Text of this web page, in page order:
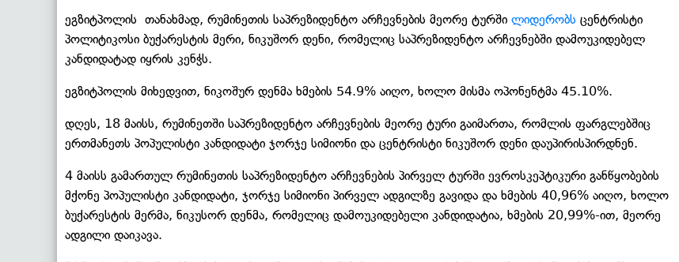
ეგზიტპოლის თანახმად, რუმინეთის საპრეზიდენტო არჩევნების მეორე ტურში ლიდერობს ცენტრისტი
პოლიტიკოსი ბუქარესტის მერი, ნიკუშორ დენი, რომელიც საპრეზიდენტო არჩევნებში დამოუკიდებელ
კანდიდატად იყრის კენჭს.
ეგზიტპოლის მიხედვით, ნიკოშურ დენმა ხმების 54.9% აიღო, ხოლო მისმა ოპონენტმა 45.10%.
დღეს, 18 მაისს, რუმინეთში საპრეზიდენტო არჩევნების მეორე ტური გაიმართა, რომლის ფარგლებშიც
ერთმანეთს პოპულისტი კანდიდატი ჯორჯე სიმიონი და ცენტრისტი ნიკუშორ დენი დაუპირისპირდნენ.
4 მაისს გამართულ რუმინეთის საპრეზიდენტო არჩევნების პირველ ტურში ევროსკეპტიკური განწყობების
მქონე პოპულისტი კანდიდატი, ჯორჯე სიმიონი პირველ ადგილზე გავიდა და ხმების 40,96% აიღო, ხოლო
ბუქარესტის მერმა, ნიკუსორ დენმა, რომელიც დამოუკიდებელი კანდიდატია, ხმების 20,99%-ით, მეორე
ადგილი დაიკავა.